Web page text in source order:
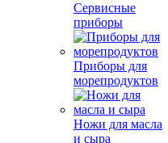
Сервисные
приборы
Приборы для
морепродуктов
Ножи для масла
и сыра